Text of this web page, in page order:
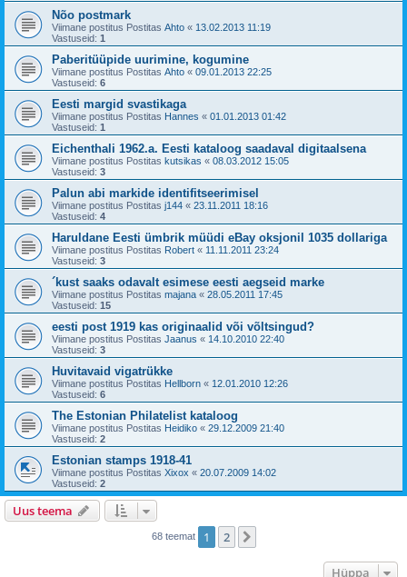
Nõo postmark
Viimane postitus Postitas Ahto « 13.02.2013 11:19
Vastuseid: 1
Paberitüüpide uurimine, kogumine
Viimane postitus Postitas Ahto « 09.01.2013 22:25
Vastuseid: 6
Eesti margid svastikaga
Viimane postitus Postitas Hannes « 01.01.2013 01:42
Vastuseid: 1
Eichenthali 1962.a. Eesti kataloog saadaval digitaalsena
Viimane postitus Postitas kutsikas « 08.03.2012 15:05
Vastuseid: 3
Palun abi markide identifitseerimisel
Viimane postitus Postitas j144 « 23.11.2011 18:16
Vastuseid: 4
Haruldane Eesti ümbrik müüdi eBay oksjonil 1035 dollariga
Viimane postitus Postitas Robert « 11.11.2011 23:24
Vastuseid: 3
´kust saaks odavalt esimese eesti aegseid marke
Viimane postitus Postitas majana « 28.05.2011 17:45
Vastuseid: 15
eesti post 1919 kas originaalid või võltsingud?
Viimane postitus Postitas Jaanus « 14.10.2010 22:40
Vastuseid: 3
Huvitavaid vigatrükke
Viimane postitus Postitas Hellborn « 12.01.2010 12:26
Vastuseid: 6
The Estonian Philatelist kataloog
Viimane postitus Postitas Heidiko « 29.12.2009 21:40
Vastuseid: 2
Estonian stamps 1918-41
Viimane postitus Postitas Xixox « 20.07.2009 14:02
Vastuseid: 2
Uus teema
68 teemat 1 2
Hüppa